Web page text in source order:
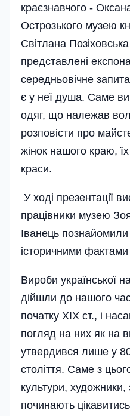
краєзнавчого -
Острозького музею­
Світлана
представлені
середньовічне
є у неї душа. Саме
одяг, що належав
розповісти про
жінок нашого краю,
краси.
У ході презентації
працівники музею
Іванець познайомили
історичними
Вироби української
дійшли до нашого
початку XIX ст., і
погляд на них як на
утвердився лише у
століття. Саме з
культури, художники,
починають